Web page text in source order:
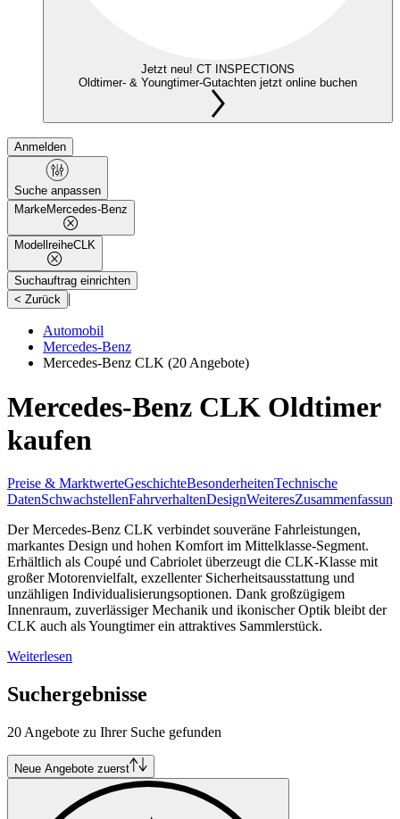
Jetzt neu! CT INSPECTIONS
Oldtimer- & Youngtimer-Gutachten jetzt online buchen
Anmelden
Suche anpassen
MarkeMercedes-Benz
ModellreiheCLK
Suchauftrag einrichten
< Zurück |
Automobil
Mercedes-Benz
Mercedes-Benz CLK (20 Angebote)
Mercedes-Benz CLK Oldtimer
kaufen
Preise & MarktwerteGeschichteBesonderheitenTechnische
DatenSchwachstellenFahrverhaltenDesignWeiteresZusammenfassung
Der Mercedes-Benz CLK verbindet souveräne Fahrleistungen,
markantes Design und hohen Komfort im Mittelklasse-Segment.
Erhältlich als Coupé und Cabriolet überzeugt die CLK-Klasse mit
großer Motorenvielfalt, exzellenter Sicherheitsausstattung und
unzähligen Individualisierungsoptionen. Dank großzügigem
Innenraum, zuverlässiger Mechanik und ikonischer Optik bleibt der
CLK auch als Youngtimer ein attraktives Sammlerstück.
Weiterlesen
Suchergebnisse
20 Angebote zu Ihrer Suche gefunden
Neue Angebote zuerst